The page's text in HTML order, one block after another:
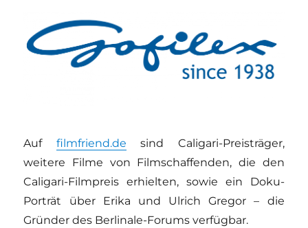
Auf filmfriend.de sind Caligari-Preisträger,
weitere Filme von Filmschaffenden, die den
Caligari-Filmpreis erhielten, sowie ein Doku-
Porträt über Erika und Ulrich Gregor – die
Gründer des Berlinale-Forums verfügbar.